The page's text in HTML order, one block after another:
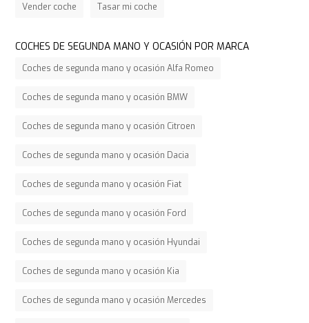
Vender coche Tasar mi coche
COCHES DE SEGUNDA MANO Y OCASIÓN POR MARCA
Coches de segunda mano y ocasión Alfa Romeo
Coches de segunda mano y ocasión BMW
Coches de segunda mano y ocasión Citroen
Coches de segunda mano y ocasión Dacia
Coches de segunda mano y ocasión Fiat
Coches de segunda mano y ocasión Ford
Coches de segunda mano y ocasión Hyundai
Coches de segunda mano y ocasión Kia
Coches de segunda mano y ocasión Mercedes